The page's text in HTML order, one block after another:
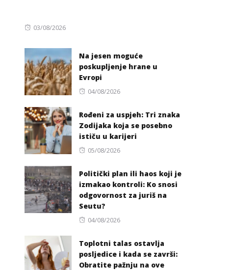
Posted
03/08/2026
Na jesen moguće
poskupljenje hrane u
Evropi
Posted
04/08/2026
Rođeni za uspjeh: Tri znaka
Zodijaka koja se posebno
ističu u karijeri
Posted
05/08/2026
Politički plan ili haos koji je
izmakao kontroli: Ko snosi
odgovornost za juriš na
Seutu?
Posted
04/08/2026
Toplotni talas ostavlja
posljedice i kada se završi:
Obratite pažnju na ove